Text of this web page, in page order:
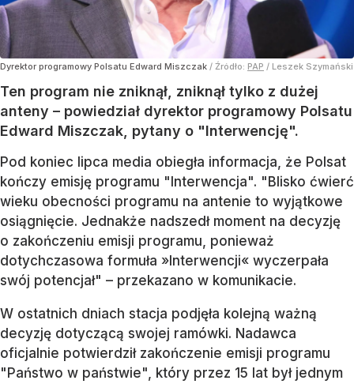
Dyrektor programowy Polsatu Edward Miszczak / Źródło: PAP / Leszek Szymański
Ten program nie zniknął, zniknął tylko z dużej
anteny – powiedział dyrektor programowy Polsatu
Edward Miszczak, pytany o "Interwencję".
Pod koniec lipca media obiegła informacja, że Polsat
kończy emisję programu "Interwencja". "Blisko ćwierć
wieku obecności programu na antenie to wyjątkowe
osiągnięcie. Jednakże nadszedł moment na decyzję
o zakończeniu emisji programu, ponieważ
dotychczasowa formuła »Interwencji« wyczerpała
swój potencjał" – przekazano w komunikacie.
W ostatnich dniach stacja podjęła kolejną ważną
decyzję dotyczącą swojej ramówki. Nadawca
oficjalnie potwierdził zakończenie emisji programu
"Państwo w państwie", który przez 15 lat był jednym